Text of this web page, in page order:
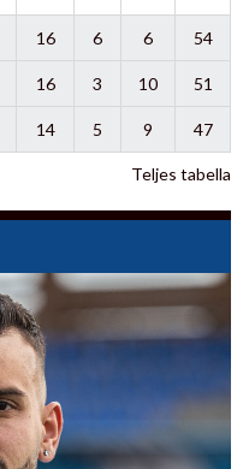
16 6 6 54
16 3 10 51
14 5 9 47
Teljes tabella